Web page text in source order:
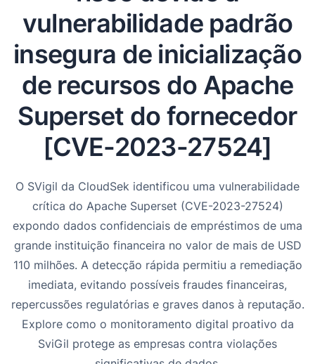
vulnerabilidade padrão
insegura de inicialização
de recursos do Apache
Superset do fornecedor
[CVE-2023-27524]
O SVigil da CloudSek identificou uma vulnerabilidade
crítica do Apache Superset (CVE-2023-27524)
expondo dados confidenciais de empréstimos de uma
grande instituição financeira no valor de mais de USD
110 milhões. A detecção rápida permitiu a remediação
imediata, evitando possíveis fraudes financeiras,
repercussões regulatórias e graves danos à reputação.
Explore como o monitoramento digital proativo da
SviGil protege as empresas contra violações